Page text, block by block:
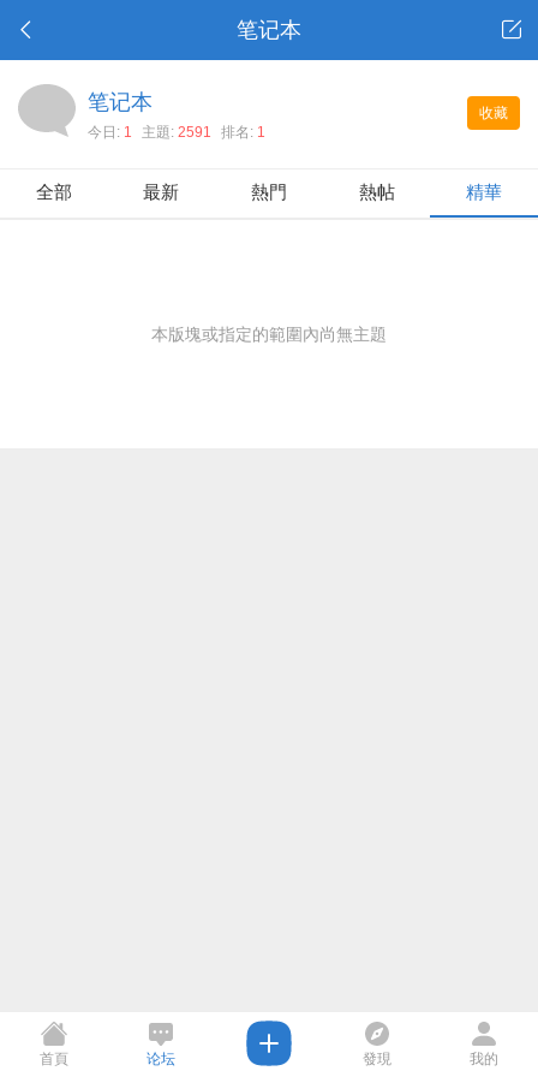
笔记本
收藏
笔记本
今日: 1 主題: 2591 排名: 1
全部 最新 熱門 熱帖 精華
本版塊或指定的範圍內尚無主題
首頁 论坛 發現 我的